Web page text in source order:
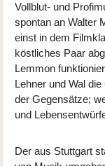
Vollblut- und
spontan an Walter
einst in dem
köstliches Paar
Lemmon
Lehner und Wal
der Gegensätze;
und
Der aus Stuttgart